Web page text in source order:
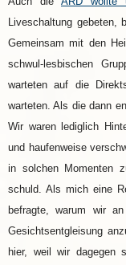
Liveschaltung gebeten,
Gemeinsam mit den
schwul-lesbischen
warteten auf die
warteten. Als die dann
Wir waren lediglich
und haufenweise
in solchen Momenten
schuld. Als mich eine
befragte, warum wir
Gesichtsentgleisung
hier, weil wir dagegen